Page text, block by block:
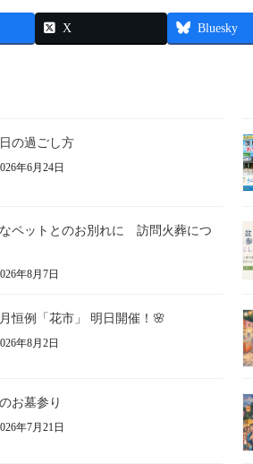
X Bluesky
の過ごし方
年6月24日
ペットとのお別れに 訪問火葬につ
年8月7日
恒例「花市」 明日開催！🌸
年8月2日
お墓参り
年7月21日